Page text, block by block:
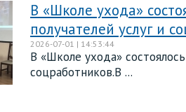
В «Школе ухода»
получателей услуг и
2026-07-01 | 14:53:44
В «Школе ухода»
соцработников.В ...